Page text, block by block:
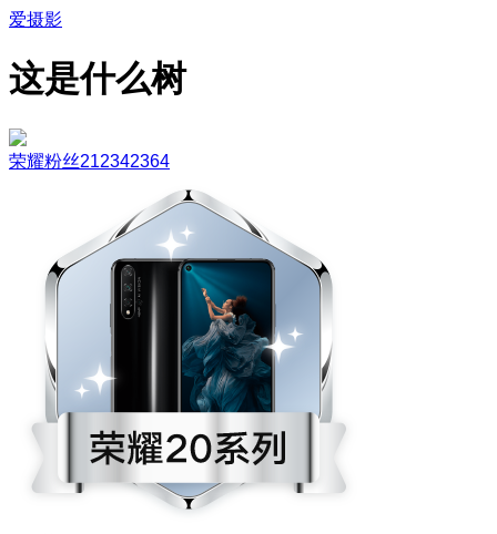
爱摄影
这是什么树
荣耀粉丝212342364